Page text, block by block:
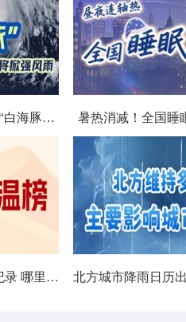
台风数字画像：马拉松台风“白海豚”将影响十余省份 暑热消减！全国睡
数据看今年7月哪里热到破纪录 哪里暑热连轴转